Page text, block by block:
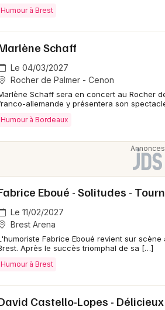
Humour à Brest
Schaff
Le 04/03/2027
Rocher de Palmer - Cenon
Schaff sera en concert au Rocher
allemande y présentera son
Humour à Bordeaux
Eboué - Solitudes -
Le 11/02/2027
Brest Arena
Fabrice Eboué revient sur
Après le succès triomphal de sa […]
Humour à Brest
Castello-Lopes - Délicieux